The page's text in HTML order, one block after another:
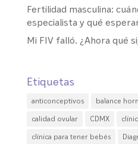
Fertilidad masculina:
especialista y qué
Mi FIV falló. ¿Ahora qué
Etiquetas
anticonceptivos balance
calidad ovular
CDMX
clínica para tener bebés